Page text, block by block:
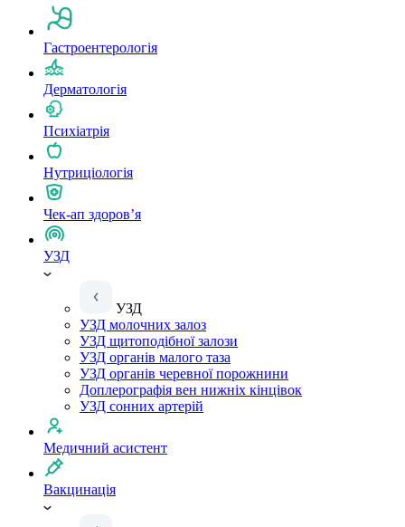
Гастроентерологія
Дерматологія
Психіатрія
Нутриціологія
Чек-ап здоров’я
УЗД
УЗД
УЗД молочних залоз
УЗД щитоподібної залози
УЗД органів малого таза
УЗД органів черевної порожнини
Доплерографія вен нижніх кінцівок
УЗД сонних артерій
Медичний асистент
Вакцинація